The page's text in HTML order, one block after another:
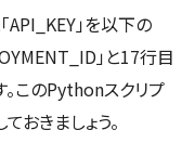
API_KEY」を以下の
」と17行目
。このPythonスクリプ
おきましょう。